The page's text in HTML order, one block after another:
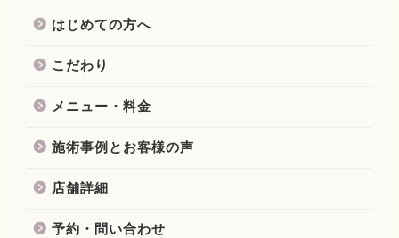
はじめての方へ
こだわり
メニュー・料金
施術事例とお客様の声
店舗詳細
予約・問い合わせ